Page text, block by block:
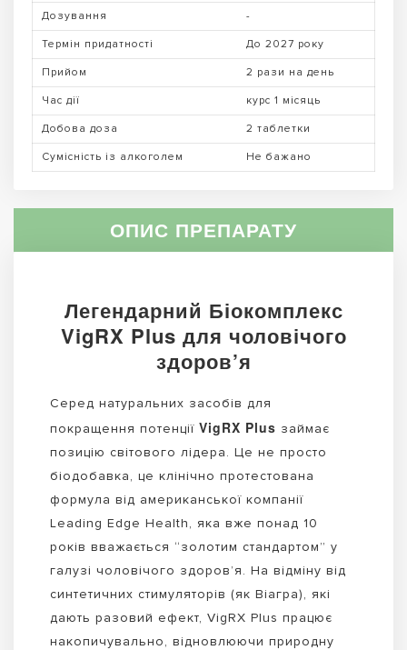
Дозування -
Термін придатності До 2027 року
Прийом 2 рази на день
Час дії курс 1 місяць
Добова доза 2 таблетки
Сумісність із алкоголем Не бажано
ОПИС ПРЕПАРАТУ
Легендарний Біокомплекс
VigRX Plus для чоловічого
здоров’я
Серед натуральних засобів для
покращення потенції VigRX Plus займає
позицію світового лідера. Це не просто
біодобавка, це клінічно протестована
формула від американської компанії
Leading Edge Health, яка вже понад 10
років вважається “золотим стандартом” у
галузі чоловічого здоров’я. На відміну від
синтетичних стимуляторів (як Віагра), які
дають разовий ефект, VigRX Plus працює
накопичувально, відновлюючи природну